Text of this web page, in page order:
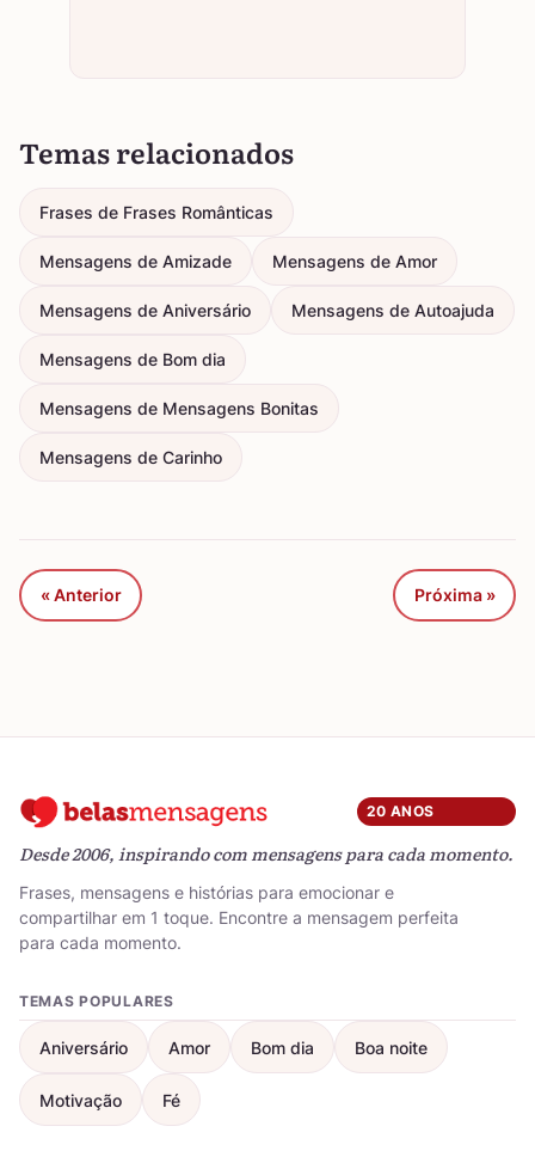
Temas relacionados
Frases de Frases Românticas
Mensagens de Amizade Mensagens de Amor
Mensagens de Aniversário Mensagens de Autoajuda
Mensagens de Bom dia
Mensagens de Mensagens Bonitas
Mensagens de Carinho
« Anterior Próxima »
20 ANOS
Desde 2006, inspirando com mensagens para cada momento.
Frases, mensagens e histórias para emocionar e
compartilhar em 1 toque. Encontre a mensagem perfeita
para cada momento.
TEMAS POPULARES
Aniversário Amor Bom dia Boa noite
Motivação Fé